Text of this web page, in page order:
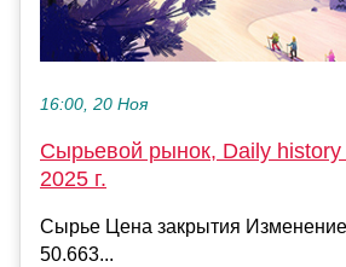
16:00, 20 Ноя
Сырьевой рынок, Daily history
2025 г.
Сырье Цена закрытия
50.663...